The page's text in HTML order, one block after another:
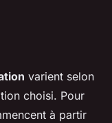
varient selon
choisi. Pour
à partir